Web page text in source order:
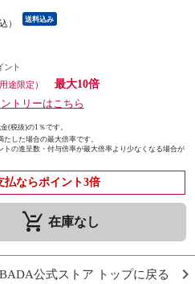
） 送料込み
途限定）
最大10倍
トリーはこちら
(税抜)の1％です。
した場合の最大倍率です。
の進呈数・付与倍率が最大倍率より少なくなる場合が
払ならポイント3倍
remove_shopping_cart 在庫なし
公式ストア トップに戻る